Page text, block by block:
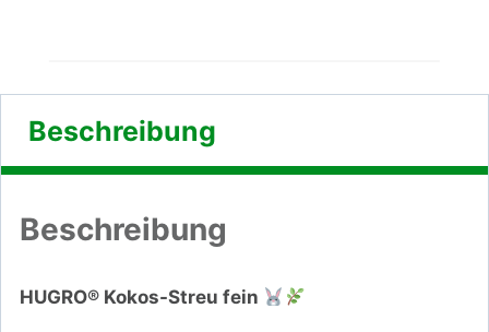
Beschreibung
Beschreibung
HUGRO® Kokos-Streu fein